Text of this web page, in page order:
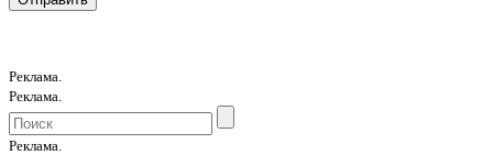
Реклама.
Реклама.
Реклама.